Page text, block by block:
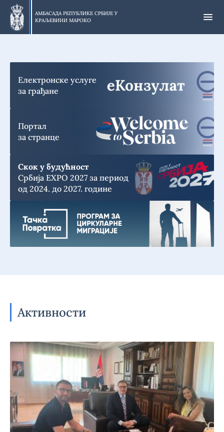
Прескочи
главни
део
АМБАСАДА РЕПУБЛИКЕ СРБИЈЕ У
КРАЉЕВИНИ МАРОКО
Електронске услуге
за грађане
Портал
за странце
Скок у будућност
Србија EXPO 2027 за период
од 2024. до 2027. године
Активности